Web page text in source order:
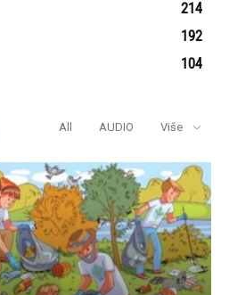
214
192
104
All AUDIO Više